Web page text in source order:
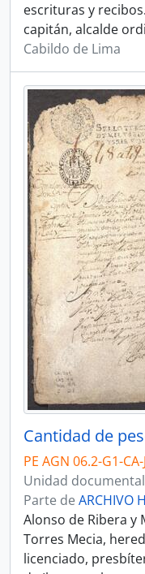
escrituras y
capitán, alcalde
Cabildo de Lima
Cantidad de
PE AGN 06.2-G1-
Unidad
Parte de ARCHIVO
Alonso de Ribera y
Torres Mecia,
licenciado,